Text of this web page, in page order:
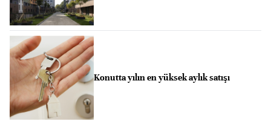
Konutta yılın en yüksek aylık satışı